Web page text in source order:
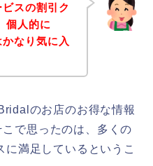
スの割引ク
個人的に
なり気に入
のお店のお得な情報
で思ったのは、多くの
満足しているというこ